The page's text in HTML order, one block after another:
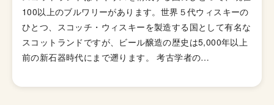
100以上のブルワリーがあります。世界５代ウィスキーの
ひとつ、スコッチ・ウィスキーを製造する国として有名な
スコットランドですが、ビール醸造の歴史は5,000年以上
前の新石器時代にまで遡ります。 考古学者の
を調べ、麦芽製造・マッシング・発酵などの穀物生産を示